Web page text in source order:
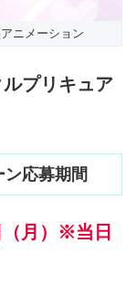
ニメーション
プリキュア
応募期間
月）※当日